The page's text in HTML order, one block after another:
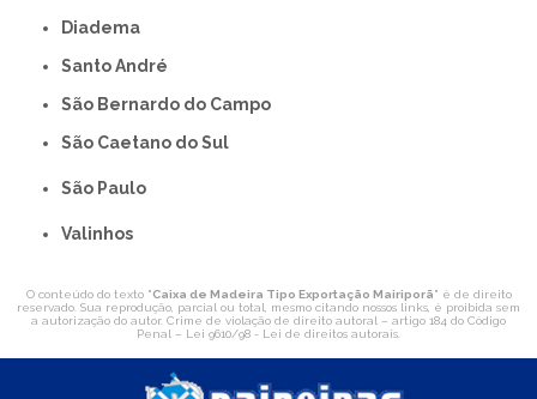
Diadema
Santo André
São Bernardo do Campo
São Caetano do Sul
São Paulo
Valinhos
O conteúdo do texto "Caixa de Madeira Tipo Exportação Mairiporã" é de direito
reservado. Sua reprodução, parcial ou total, mesmo citando nossos links, é proibida sem
a autorização do autor. Crime de violação de direito autoral – artigo 184 do Código
Penal – Lei 9610/98 - Lei de direitos autorais